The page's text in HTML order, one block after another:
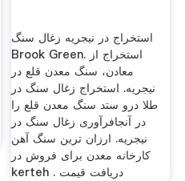
استخراج در نیجریه زغال سنگ
Brook Green. استخراج از
معادن، سنگ معدن قلع در
نیجریه. استخراج زغال سنگ در
طلا درو ستد سنگ معدن قلع را
در آنجافرآوری زغال سنگ در
نیجریه. ارزان ترین سنگ آهن
کارخانه معدن برای فروش در
kerteh . دریافت قیمت